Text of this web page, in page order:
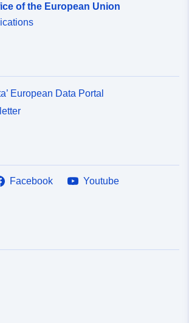
of the European Union
European Data Portal
Facebook
Youtube